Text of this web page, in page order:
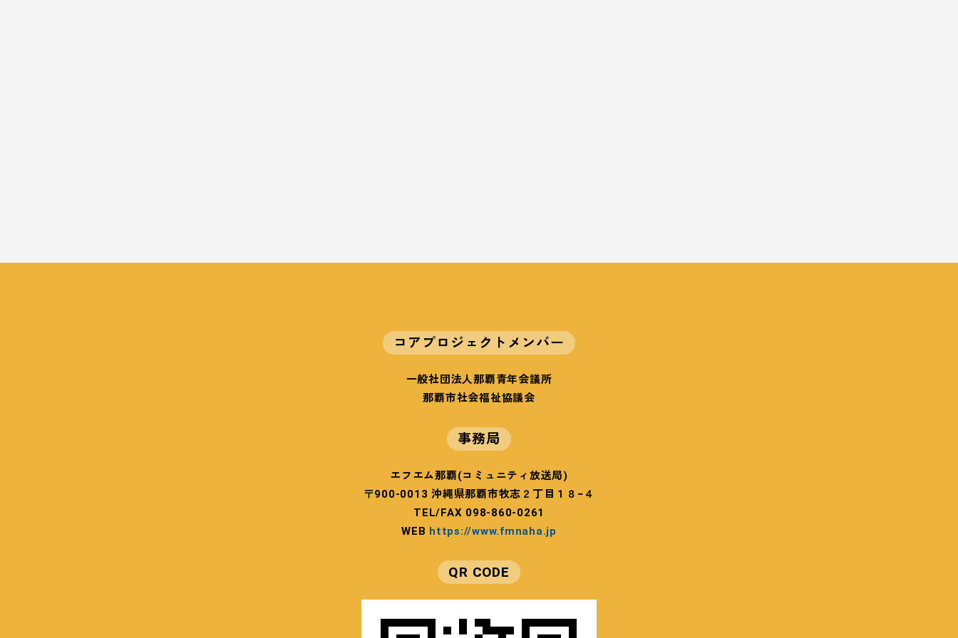
コアプロジェクトメンバー
一般社団法人那覇青年会議所
那覇市社会福祉協議会
事務局
エフエム那覇(コミュニティ放送局)
〒900-0013 沖縄県那覇市牧志２丁目１８−４
TEL/FAX 098-860-0261
WEB https://www.fmnaha.jp
QR CODE